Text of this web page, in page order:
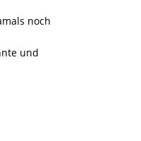
noch
und